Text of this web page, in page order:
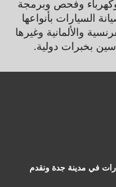
وفحص وبرمجة
السيارات بأنواعها
والألمانية وغيرها
بخبرات دولية.
في مدينة جدة ونقدم